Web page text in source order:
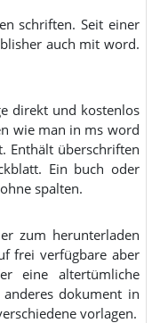
schriften. Seit einer
auch mit word.
direkt und kostenlos
wie man in ms word
Enthält überschriften
Ein buch oder
spalten.
zum herunterladen
frei verfügbare aber
eine altertümliche
dokument in
vorlagen.